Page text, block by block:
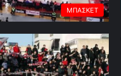
ΜΠΑΣΚΕΤ